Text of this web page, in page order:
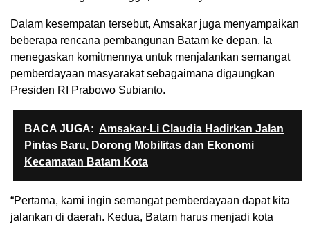
Dalam kesempatan tersebut, Amsakar juga menyampaikan
beberapa rencana pembangunan Batam ke depan. Ia
menegaskan komitmennya untuk menjalankan semangat
pemberdayaan masyarakat sebagaimana digaungkan
Presiden RI Prabowo Subianto.
BACA JUGA: Amsakar-Li Claudia Hadirkan Jalan
Pintas Baru, Dorong Mobilitas dan Ekonomi
Kecamatan Batam Kota
“Pertama, kami ingin semangat pemberdayaan dapat kita
jalankan di daerah. Kedua, Batam harus menjadi kota